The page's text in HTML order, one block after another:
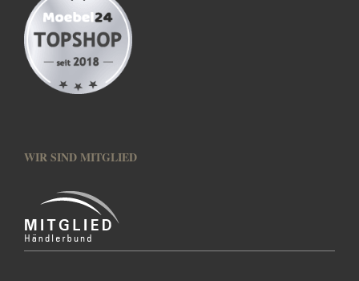
WIR SIND MITGLIED